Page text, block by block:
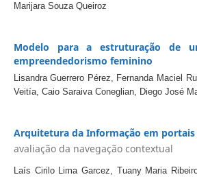
Marijara Souza Queiroz
Modelo para a estruturação de
empreendedorismo feminino
Lisandra Guerrero Pérez, Fernanda Maciel
Veitía, Caio Saraiva Coneglian, Diego José
Arquitetura da Informação em
avaliação da navegação contextual
Laís Cirilo Lima Garcez, Tuany Maria